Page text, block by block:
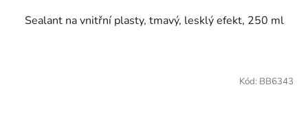
Sealant na vnitřní plasty, tmavý, lesklý efekt, 250 ml
Kód: BB6343